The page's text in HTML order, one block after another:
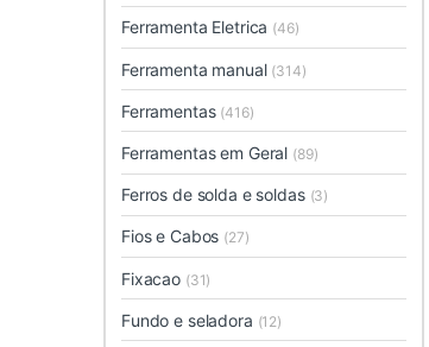
Ferramenta Eletrica (46)
Ferramenta manual (314)
Ferramentas (416)
Ferramentas em Geral (89)
Ferros de solda e soldas (3)
Fios e Cabos (27)
Fixacao (31)
Fundo e seladora (12)